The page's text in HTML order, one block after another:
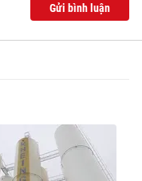
Gửi bình luận